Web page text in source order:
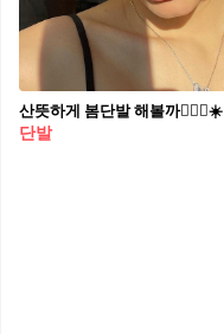
산뜻하게 봄단발 해볼까💇🏻‍♀️☀️
단발